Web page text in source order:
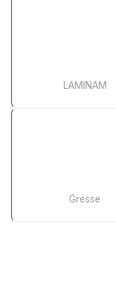
LAMINAM
Gresse